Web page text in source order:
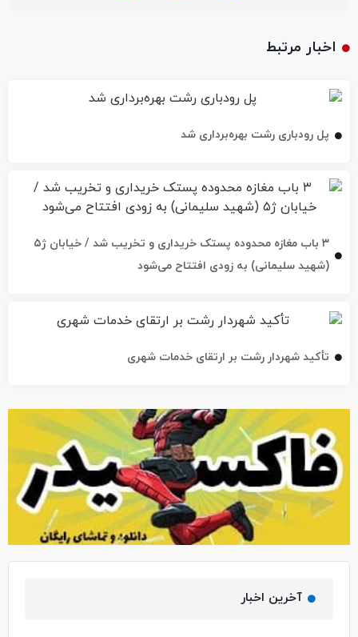
اخبار مرتبط
پل رودباری رشت بهره‌برداری شد
۳ باب مغازه محدوده پستک خریداری و تخریب شد / خیابان ژ۵
(شهید سلیمانی) به زودی افتتاح می‌شود
تأکید شهردار رشت بر ارتقای خدمات شهری
آخرین اخبار